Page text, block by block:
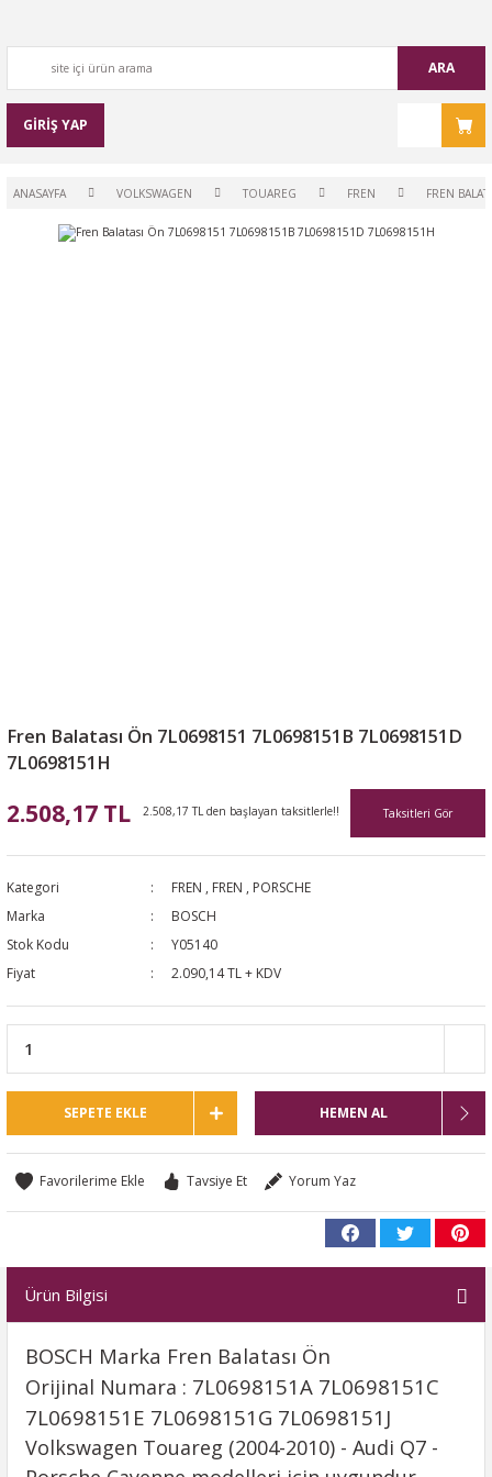
ARA
GİRİŞ YAP
ANASAYFA VOLKSWAGEN TOUAREG FREN FREN
Fren Balatası Ön 7L0698151 7L0698151B 7L0698151D
7L0698151H
2.508,17 TL 2.508,17 TL den başlayan taksitlerle!! Taksitleri Gör
Kategori FREN , FREN , PORSCHE
Marka
BOSCH
Stok Kodu
Y05140
Fiyat
2.090,14 TL + KDV
SEPETE EKLE HEMEN AL
Tavsiye Et Yorum Yaz
Ürün Bilgisi
BOSCH Marka Fren Balatası Ön
Orijinal Numara : 7L0698151A 7L0698151C
7L0698151E 7L0698151G 7L0698151J
Volkswagen Touareg (2004-2010) - Audi Q7 -